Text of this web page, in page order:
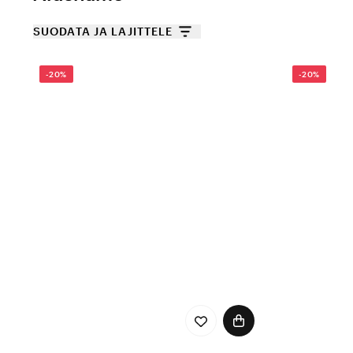
SUODATA JA LAJITTELE
-20% -20%